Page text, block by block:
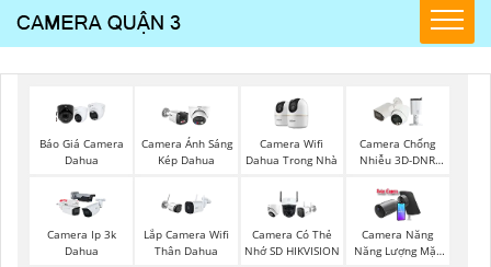
Báo Giá Camera
Dahua
Camera Ánh Sáng
Kép Dahua
Camera Wifi
Dahua Trong Nhà
Camera Chống
Nhiễu 3D-DNR
Camera Ip 3k
Dahua
Lắp Camera Wifi
Thân Dahua
Camera Có Thẻ
Nhớ SD HIKVISION
Camera Năng
Năng Lượng Mặt